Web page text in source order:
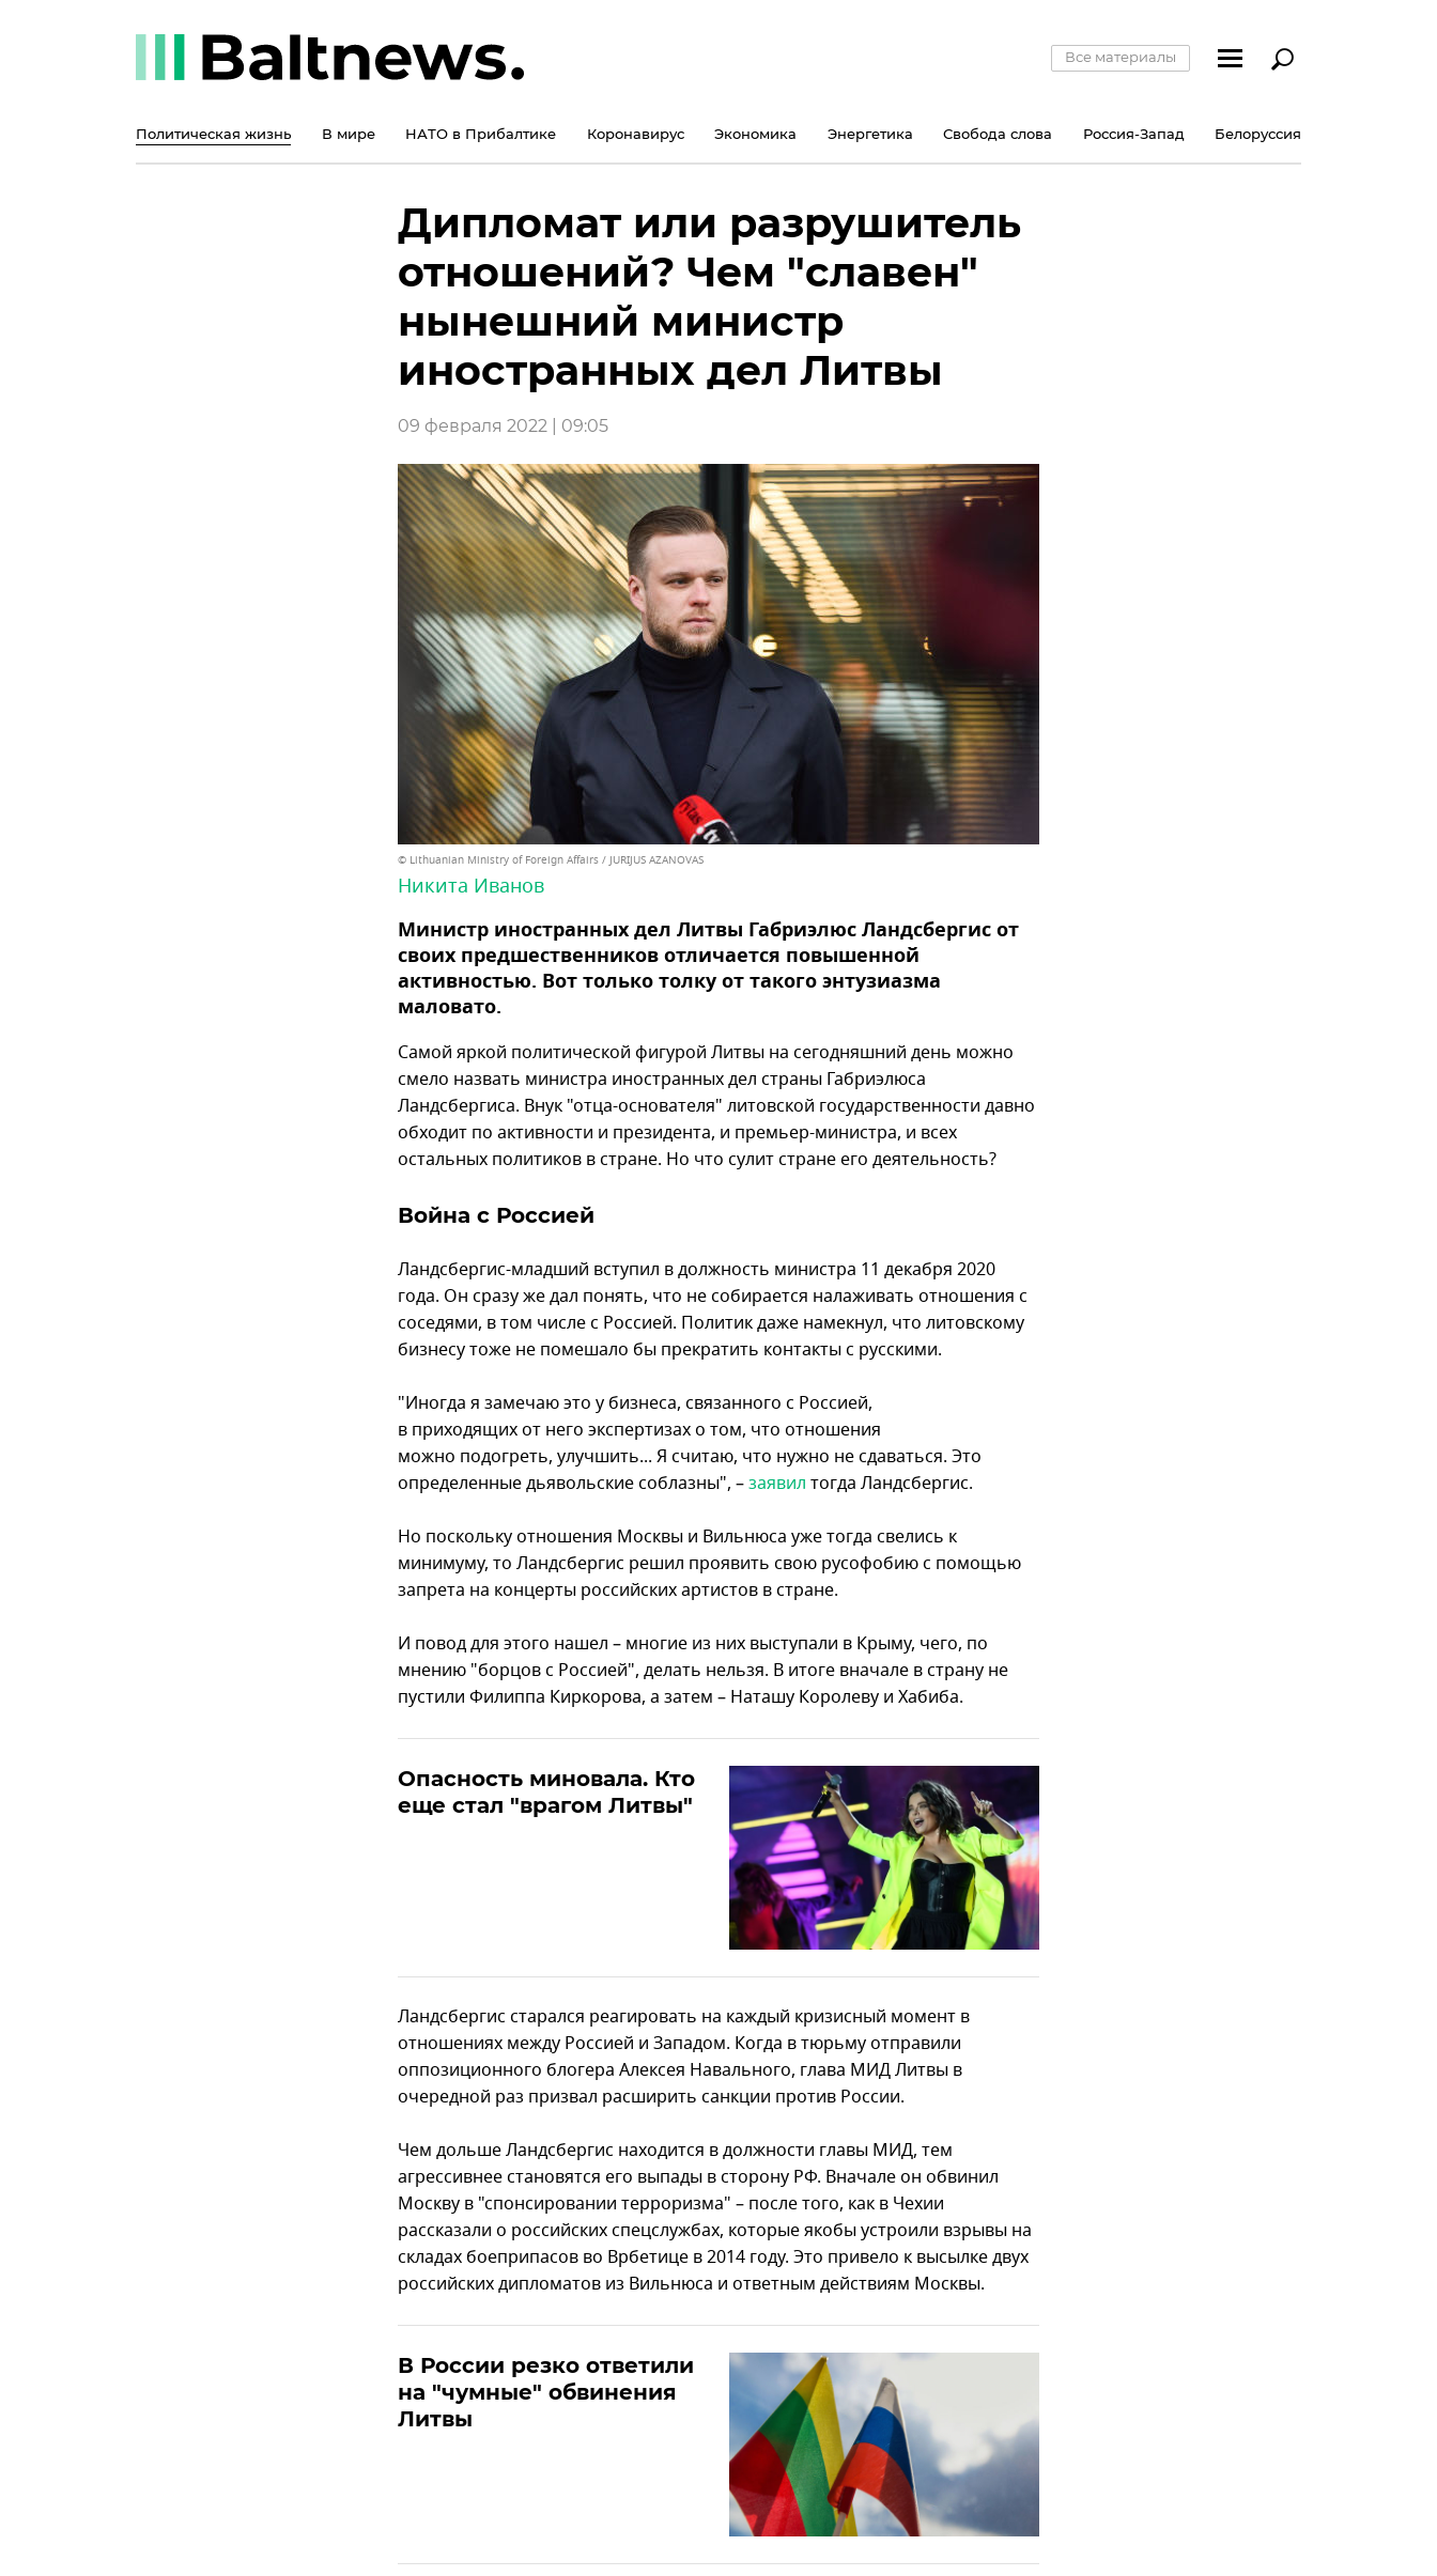
Все материалы
Политическая жизнь В мире НАТО в Прибалтике Коронавирус Экономика Энергетика Свобода слова Россия-Запад Белоруссия
Дипломат или разрушитель
отношений? Чем "славен"
нынешний министр
иностранных дел Литвы
09 февраля 2022 | 09:05
© Lithuanian Ministry of Foreign Affairs / JURIJUS AZANOVAS
Никита Иванов
Министр иностранных дел Литвы Габриэлюс Ландсбергис от
своих предшественников отличается повышенной
активностью. Вот только толку от такого энтузиазма
маловато.
Самой яркой политической фигурой Литвы на сегодняшний день можно
смело назвать министра иностранных дел страны Габриэлюса
Ландсбергиса. Внук "отца-основателя" литовской государственности давно
обходит по активности и президента, и премьер-министра, и всех
остальных политиков в стране. Но что сулит стране его деятельность?
Война с Россией
Ландсбергис-младший вступил в должность министра 11 декабря 2020
года. Он сразу же дал понять, что не собирается налаживать отношения с
соседями, в том числе с Россией. Политик даже намекнул, что литовскому
бизнесу тоже не помешало бы прекратить контакты с русскими.
"Иногда я замечаю это у бизнеса, связанного с Россией,
в приходящих от него экспертизах о том, что отношения
можно подогреть, улучшить... Я считаю, что нужно не сдаваться. Это
определенные дьявольские соблазны", –заявил тогда Ландсбергис.
Но поскольку отношения Москвы и Вильнюса уже тогда свелись к
минимуму, то Ландсбергис решил проявить свою русофобию с помощью
запрета на концерты российских артистов в стране.
И повод для этого нашел – многие из них выступали в Крыму, чего, по
мнению "борцов с Россией", делать нельзя. В итоге вначале в страну не
пустили Филиппа Киркорова, а затем – Наташу Королеву и Хабиба.
Опасность миновала. Кто
еще стал "врагом Литвы"
Ландсбергис старался реагировать на каждый кризисный момент в
отношениях между Россией и Западом. Когда в тюрьму отправили
оппозиционного блогера Алексея Навального, глава МИД Литвы в
очередной раз призвал расширить санкции против России.
Чем дольше Ландсбергис находится в должности главы МИД, тем
агрессивнее становятся его выпады в сторону РФ. Вначале он обвинил
Москву в "спонсировании терроризма" – после того, как в Чехии
рассказали о российских спецслужбах, которые якобы устроили взрывы на
складах боеприпасов во Врбетице в 2014 году. Это привело к высылке двух
российских дипломатов из Вильнюса и ответным действиям Москвы.
В России резко ответили
на "чумные" обвинения
Литвы